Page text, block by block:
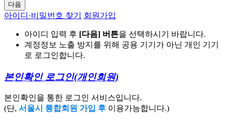
다음
아이디·비밀번호 찾기 회원가입
아이디 입력 후 [다음] 버튼을 선택하시기 바랍니다.
계정정보 노출 방지를 위해 공용 기기가 아닌 개인 기기
로 로그인합니다.
본인확인 로그인(개인회원)
본인확인을 통한 로그인 서비스입니다.
(단, 서울시 통합회원 가입 후 이용가능합니다.)